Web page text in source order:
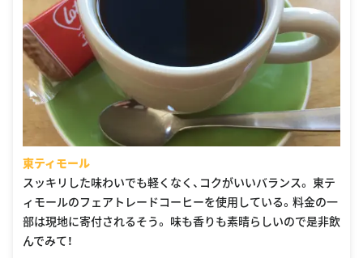
東ティモール
スッキリした味わいでも軽くなく、コクがいいバランス。 東テ
ィモールのフェアトレードコーヒーを使用している。料金の一
部は現地に寄付されるそう。 味も香りも素晴らしいので是非飲
んでみて！